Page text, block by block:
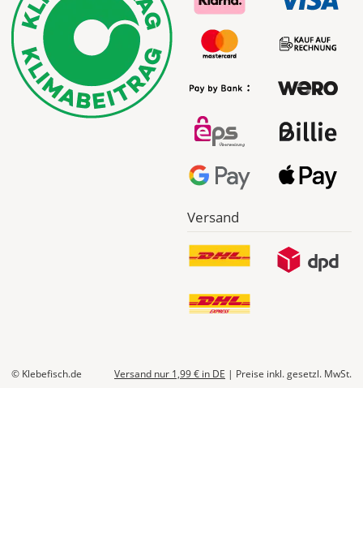
Versand
© Klebefisch.de Versand nur 1,99 € in DE | Preise inkl. gesetzl. MwSt.